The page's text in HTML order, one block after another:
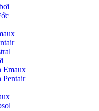
Emaux
Pentair